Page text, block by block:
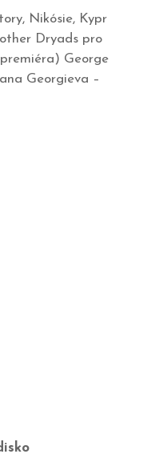
Nikósie, Kypr
Dryads pro
George
Georgieva –